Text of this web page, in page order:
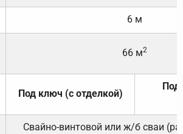
6 м
66 м2
Под ключ (с отделкой)
Под
Свайно-винтовой или ж/б сваи